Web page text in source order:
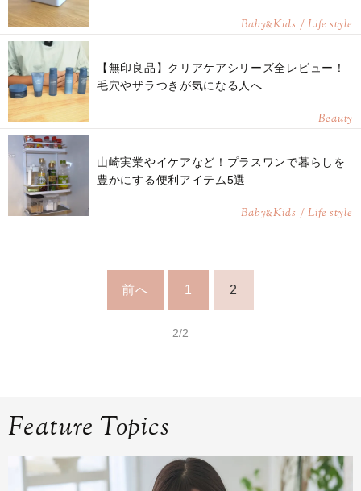
Baby&Kids / Life style
【無印良品】クリアケアシリーズ全レビュー！
毛穴やザラつきが気になる人へ
Beauty
山崎実業やイケアなど！プラスワンで暮らしを
豊かにする便利アイテム5選
Baby&Kids / Life style
前へ 1 2
2/2
Feature Topics